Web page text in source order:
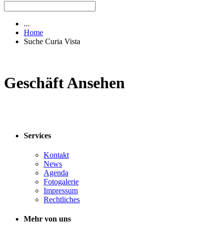
...
Home
Suche Curia Vista
Geschäft Ansehen
Services
Kontakt
News
Agenda
Fotogalerie
Impressum
Rechtliches
Mehr von uns